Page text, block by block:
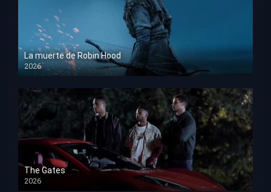
La muerte de Robin Hood
2026
HD 1080p
The Gates
2026
HD 1080p